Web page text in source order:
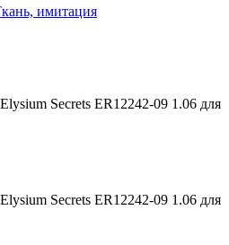
имитация
Secrets ER12242-09 1.06 для
Secrets ER12242-09 1.06 для